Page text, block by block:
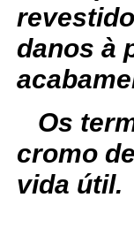
danos à
Os
cromo
vida útil.